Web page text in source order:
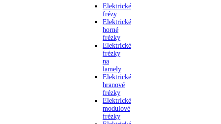
Elektrické
frézy
Elektrické
horné
frézky
Elektrické
frézky
na
lamely
Elektrické
hranové
frézky
Elektrické
modulové
frézky